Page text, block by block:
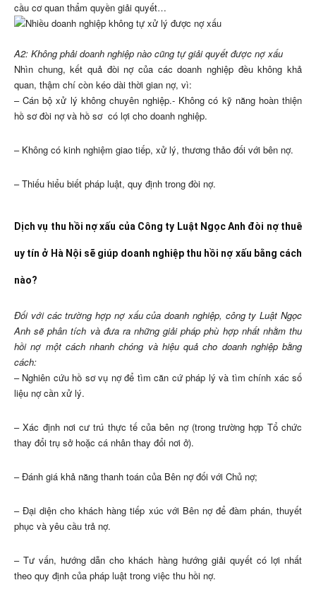
cầu cơ quan thẩm quyền giải quyết…
A2: Không phải doanh nghiệp nào cũng tự giải quyết được nợ xấu
Nhìn chung, kết quả đòi nợ của các doanh nghiệp đều không khả
quan, thậm chí còn kéo dài thời gian nợ, vì:
– Cán bộ xử lý không chuyên nghiệp.- Không có kỹ năng hoàn thiện
hồ sơ đòi nợ và hồ sơ có lợi cho doanh nghiệp.
– Không có kinh nghiệm giao tiếp, xử lý, thương thảo đối với bên nợ.
– Thiếu hiểu biết pháp luật, quy định trong đòi nợ.
Dịch vụ thu hồi nợ xấu của Công ty Luật Ngọc Anh đòi nợ thuê
uy tín ở Hà Nội sẽ giúp doanh nghiệp thu hồi nợ xấu bằng cách
nào?
Đối với các trường hợp nợ xấu của doanh nghiệp, công ty Luật Ngọc
Anh sẽ phân tích và đưa ra những giải pháp phù hợp nhất nhằm thu
hồi nợ một cách nhanh chóng và hiệu quả cho doanh nghiệp bằng
cách:
– Nghiên cứu hồ sơ vụ nợ để tìm căn cứ pháp lý và tìm chính xác số
liệu nợ cần xử lý.
– Xác định nơi cư trú thực tế của bên nợ (trong trường hợp Tổ chức
thay đổi trụ sở hoặc cá nhân thay đổi nơi ở).
– Đánh giá khả năng thanh toán của Bên nợ đối với Chủ nợ;
– Đại diện cho khách hàng tiếp xúc với Bên nợ để đàm phán, thuyết
phục và yêu cầu trả nợ.
– Tư vấn, hướng dẫn cho khách hàng hướng giải quyết có lợi nhất
theo quy định của pháp luật trong việc thu hồi nợ.